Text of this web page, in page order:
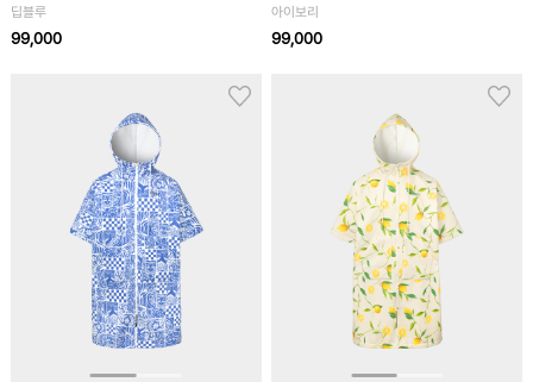
딥블루
99,000
아이보리
99,000